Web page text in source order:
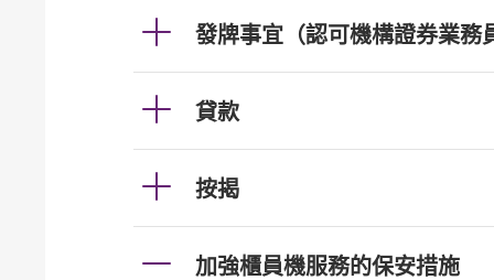
發牌事宜（認可機構證券業務
貸款
按揭
加強櫃員機服務的保安措施